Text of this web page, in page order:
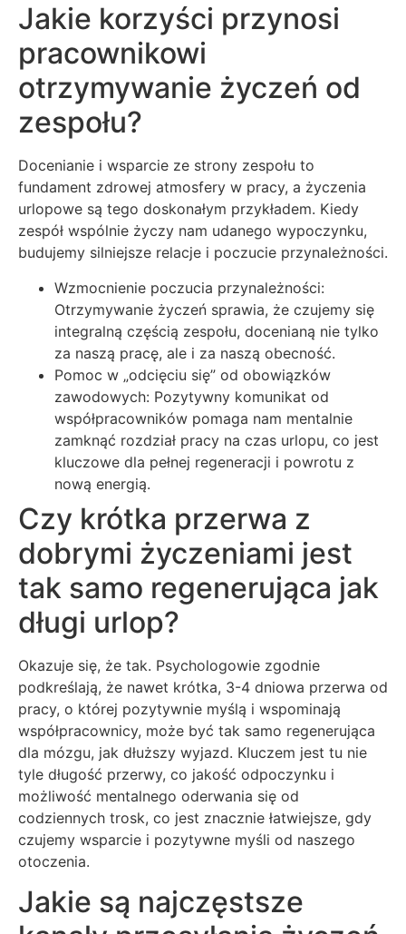
Jakie korzyści przynosi
pracownikowi
otrzymywanie życzeń od
zespołu?
Docenianie i wsparcie ze strony zespołu to
fundament zdrowej atmosfery w pracy, a życzenia
urlopowe są tego doskonałym przykładem. Kiedy
zespół wspólnie życzy nam udanego wypoczynku,
budujemy silniejsze relacje i poczucie przynależności.
Wzmocnienie poczucia przynależności:
Otrzymywanie życzeń sprawia, że czujemy się
integralną częścią zespołu, docenianą nie tylko
za naszą pracę, ale i za naszą obecność.
Pomoc w „odcięciu się” od obowiązków
zawodowych: Pozytywny komunikat od
współpracowników pomaga nam mentalnie
zamknąć rozdział pracy na czas urlopu, co jest
kluczowe dla pełnej regeneracji i powrotu z
nową energią.
Czy krótka przerwa z
dobrymi życzeniami jest
tak samo regenerująca jak
długi urlop?
Okazuje się, że tak. Psychologowie zgodnie
podkreślają, że nawet krótka, 3-4 dniowa przerwa od
pracy, o której pozytywnie myślą i wspominają
współpracownicy, może być tak samo regenerująca
dla mózgu, jak dłuższy wyjazd. Kluczem jest tu nie
tyle długość przerwy, co jakość odpoczynku i
możliwość mentalnego oderwania się od
codziennych trosk, co jest znacznie łatwiejsze, gdy
czujemy wsparcie i pozytywne myśli od naszego
otoczenia.
Jakie są najczęstsze